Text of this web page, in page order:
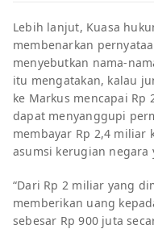
Lebih lanjut, Kuasa
membenarkan
menyebutkan nama-
itu mengatakan, kalau
ke Markus mencapai
dapat menyanggupi
membayar Rp 2,4 miliar
asumsi kerugian negara
“Dari Rp 2 miliar yang
memberikan uang
sebesar Rp 900 juta